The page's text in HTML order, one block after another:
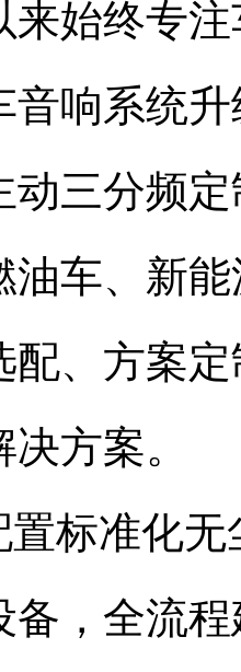
来始终专
音响系统
动三分频
油车、新
配、方案
方案。
准化无
备，全流